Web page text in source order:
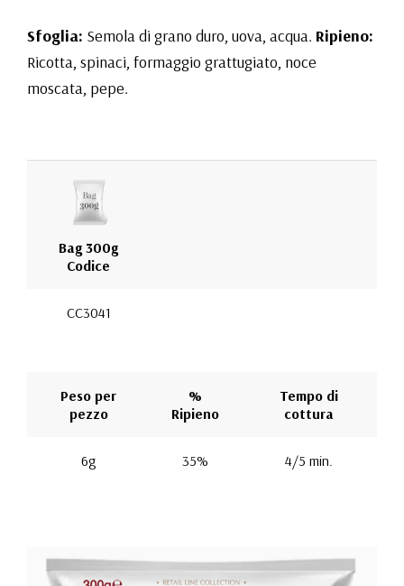
Sfoglia: Semola di grano duro, uova, acqua. Ripieno:
Ricotta, spinaci, formaggio grattugiato, noce
moscata, pepe.
Bag 300g
Codice
CC3041
Peso per
pezzo
%
Ripieno
Tempo di
cottura
6g 35% 4/5 min.